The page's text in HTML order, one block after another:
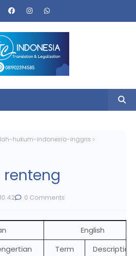
hukum-indonesia-inggris
10.42 0 Comments
English
Term
Description